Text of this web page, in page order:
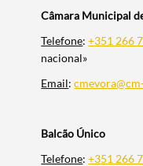
Câmara Municipal
Telefone:+351 266
nacional»
Email:
Balcão Único
Telefone:+351 266